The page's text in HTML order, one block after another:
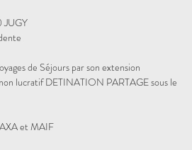
JUGY
de Séjours par son extension
lucratif DETINATION PARTAGE sous le
et MAIF